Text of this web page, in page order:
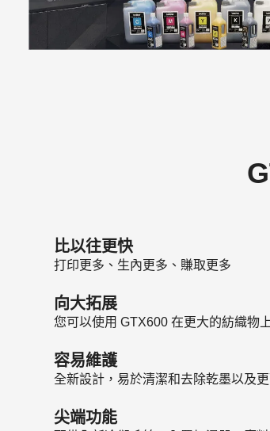
比以往更快
打印更多、生內更多、賺取更多
向大拓展
您可以使用 GTX600 在更大的紡織物
容易維護
全新設計，易於清潔和去除乾墨以及
尖端功能